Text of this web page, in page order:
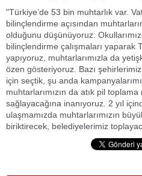
"Türkiye’de 53 bin muhtarlık var.
bilinçlendirme açısından
olduğunu düşünüyoruz.
bilinçlendirme çalışmaları yaparak
yapıyoruz, muhtarlarımızla da
özen gösteriyoruz. Bazı
için seçtik, şu anda
muhtarlarımızın da atık pil
sağlayacağına inanıyoruz. 2 yıl
ulaşmamızda muhtarlarımızın
biriktirecek, belediyelerimiz